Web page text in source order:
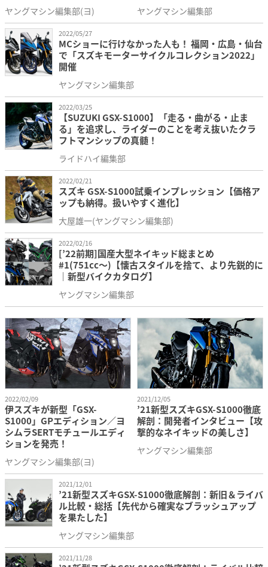
ヤングマシン編集部(ヨ) ヤングマシン編集部
2022/05/27
MCショーに行けなかった人も！ 福岡・広島・仙台
で「スズキモーターサイクルコレクション2022」
開催
ヤングマシン編集部
2022/03/25
【SUZUKI GSX-S1000】「走る・曲がる・止ま
る」を追求し、ライダーのことを考え抜いたクラ
フトマンシップの真髄！
ライドハイ編集部
2022/02/21
スズキ GSX-S1000試乗インプレッション【価格ア
ップも納得。扱いやすく進化】
大屋雄一(ヤングマシン編集部)
2022/02/16
[’22前期]国産大型ネイキッド総まとめ
#1(751cc〜)【懐古スタイルを捨て、より先鋭的に
｜新型バイクカタログ】
ヤングマシン編集部
2022/02/09
伊スズキが新型「GSX-
S1000」GPエディション／ヨ
シムラSERTモチュールエディ
ションを発売！
ヤングマシン編集部(ヨ)
2021/12/05
’21新型スズキGSX-S1000徹底
解剖：開発者インタビュー【攻
撃的なネイキッドの美しさ】
ヤングマシン編集部
2021/12/01
’21新型スズキGSX-S1000徹底解剖：新旧＆ライバ
ル比較・総括【先代から確実なブラッシュアップ
を果たした】
ヤングマシン編集部
2021/11/28